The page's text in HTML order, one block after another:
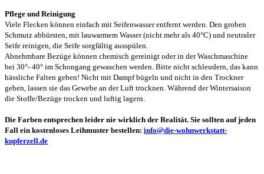
Pflege und Reinigung
Viele Flecken können einfach mit Seifenwasser entfernt werden. Den groben
Schmutz abbürsten, mit lauwarmem Wasser (nicht mehr als 40°C) und neutraler
Seife reinigen, die Seife sorgfältig ausspülen.
Abnehmbare Bezüge können chemisch gereinigt oder in der Waschmaschine
bei 30°- 40° im Schongang gewaschen werden. Bitte nicht schleudern, das kann
hässliche Falten geben! Nicht mit Dampf bügeln und nicht in den Trockner
geben, lassen sie das Gewebe an der Luft trocknen. Während der Wintersaison
die Stoffe/Bezüge trocken und luftig lagern.
Die Farben entsprechen leider nie wirklich der Realität. Sie sollten auf jeden
Fall ein kostenloses Leihmuster bestellen: info@die-wohnwerkstatt-
kupferzell.de